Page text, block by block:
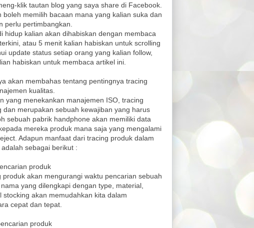
klik tautan blog yang saya share di Facebook.
boleh memilih bacaan mana yang kalian suka dan
perlu pertimbangkan.
hidup kalian akan dihabiskan dengan membaca
atau 5 menit kalian habiskan untuk scrolling
update status setiap orang yang kalian follow,
habiskan untuk membaca artikel ini.
akan membahas tentang pentingnya tracing
kualitas.
yang menekankan manajemen ISO, tracing
dan merupakan sebuah kewajiban yang harus
sebuah pabrik handphone akan memiliki data
mereka produk mana saja yang mengalami
Adapun manfaat dari tracing produk dalam
sebagai berikut :
produk
produk akan mengurangi waktu pencarian sebuah
yang dilengkapi dengan type, material,
stocking akan memudahkan kita dalam
cepat dan tepat.
produk